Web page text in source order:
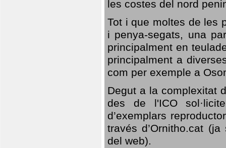
les costes del nord
Tot i que moltes de les
i penya-segats, una
principalment en
principalment a
com per exemple a
Degut a la complexitat
des de l'ICO
d’exemplars
través d’Ornitho.cat
del web).